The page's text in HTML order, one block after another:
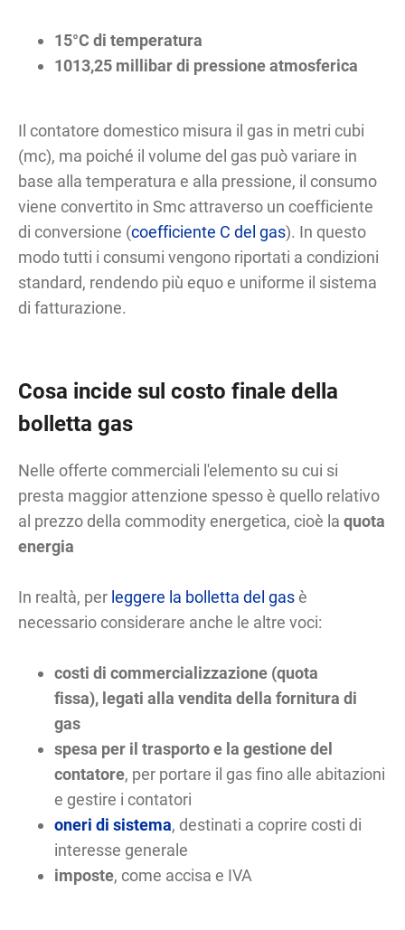
15°C di temperatura
1013,25 millibar di pressione atmosferica
Il contatore domestico misura il gas in metri cubi
(mc), ma poiché il volume del gas può variare in
base alla temperatura e alla pressione, il consumo
viene convertito in Smc attraverso un coefficiente
di conversione (coefficiente C del gas). In questo
modo tutti i consumi vengono riportati a condizioni
standard, rendendo più equo e uniforme il sistema
di fatturazione.
Cosa incide sul costo finale della
bolletta gas
Nelle offerte commerciali l'elemento su cui si
presta maggior attenzione spesso è quello relativo
al prezzo della commodity energetica, cioè laquota
energia
In realtà, per leggere la bolletta del gasè
necessario considerare anche le altre voci:
costi di commercializzazione (quota
fissa), legati alla vendita della fornitura di
gas
spesa per il trasporto e la gestione del
contatore, per portare il gas fino alle abitazioni
e gestire i contatori
oneri di sistema, destinati a coprire costi di
interesse generale
imposte, come accisa e IVA